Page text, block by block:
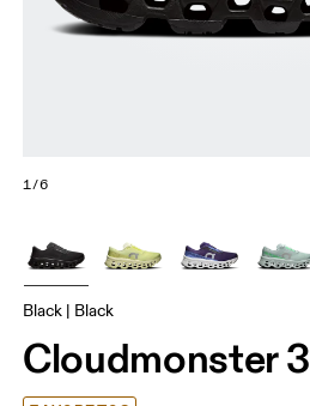
1/6
Black | Black
Cloudmonster 3